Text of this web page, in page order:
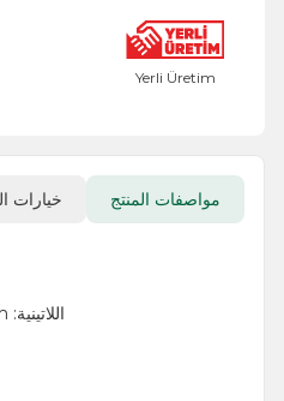
Yerli Üretim
مواصفات المنتج خيارات
اللاتينية: Prunos Amygdalus Oleum